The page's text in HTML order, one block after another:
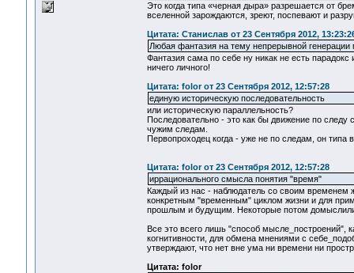
Это когда типа «черная дыра» разрешается от
вселенной зарождаются, зреют, поспевают и
Цитата: Станислав от 23 Сентября 2012,
Любая фантазия на тему непрерывной генерации
Фантазия сама по себе ну никак не есть
ничего личного!
Цитата: folor от 23 Сентября 2012, 12:57:28
единую историческую последовательность
или историческую параллельность?
Последовательно - это как бы движение по следу
чужим следам.
Первопроходец когда - уже не по следам, он типа
Цитата: folor от 23 Сентября 2012, 12:57:28
иррационального смысла понятия "время"
Каждый из нас - наблюдатель со своим
конкретным "временным" циклом жизни и для
прошлым и будущим. Некоторые потом
Все это всего лишь "способ мысле_построений",
когнитивности, для обмена мнениями с
утверждают, что нет вне ума ни времени ни
Цитата: folor